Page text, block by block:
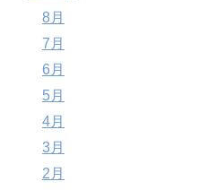
8月
7月
6月
5月
4月
3月
2月